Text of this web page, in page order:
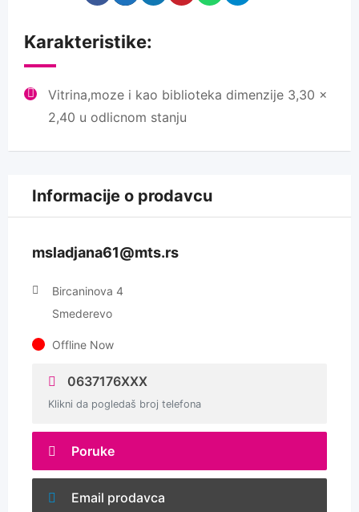
Karakteristike:
Vitrina,moze i kao biblioteka dimenzije 3,30 x
2,40 u odlicnom stanju
Informacije o prodavcu
msladjana61@mts.rs
Bircaninova 4
Smederevo
Offline Now
0637176XXX
Klikni da pogledaš broj telefona
Poruke
Email prodavca